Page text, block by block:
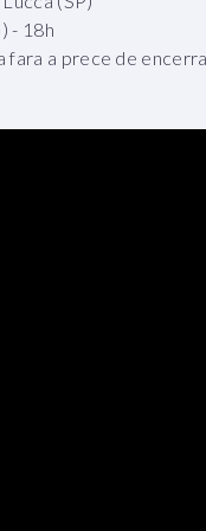
- 18h
fara a prece de